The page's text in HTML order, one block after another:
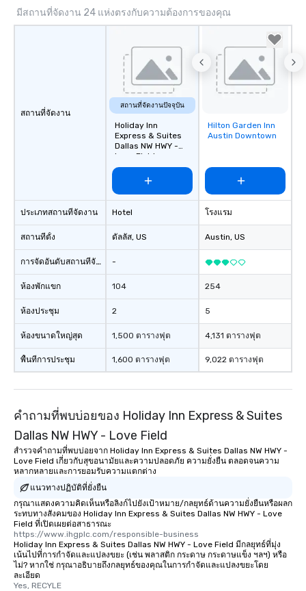
มีสถานที่จัดงาน 24 แห่งตรงกับความต้องการของคุณ
สถานที่จัดงาน
ประเภทสถานที่จัดงาน
สถานที่ตั้ง
การจัดอันดับสถานที่จัดงาน
ห้องพักแขก
ห้องประชุม
ห้องขนาดใหญ่สุด
พื้นที่การประชุม
สถานที่จัดงานปัจจุบัน
Holiday Inn
Express & Suites
Dallas NW HWY -
Love Field
Hotel
ดัลลัส, US
-
104
2
1,500 ตารางฟุต
1,600 ตารางฟุต
Removed from
favorites
Hilton Garden Inn
Austin Downtown
โรงแรม
Austin, US
254
5
4,131 ตารางฟุต
9,022 ตารางฟุต
คำถามที่พบบ่อยของ Holiday Inn Express & Suites
Dallas NW HWY - Love Field
สำรวจคำถามที่พบบ่อยจาก Holiday Inn Express & Suites Dallas NW HWY -
Love Field เกี่ยวกับสุขอนามัยและความปลอดภัย ความยั่งยืน ตลอดจนความ
หลากหลายและการยอมรับความแตกต่าง
แนวทางปฏิบัติที่ยั่งยืน
กรุณาแสดงความคิดเห็นหรือลิงก์ไปยังเป้าหมาย/กลยุทธ์ด้านความยั่งยืนหรือผลก
ระทบทางสังคมของ Holiday Inn Express & Suites Dallas NW HWY - Love
Field ที่เปิดเผยต่อสาธารณะ
https://www.ihgplc.com/responsible-business
Holiday Inn Express & Suites Dallas NW HWY - Love Field มีกลยุทธ์ที่มุ่ง
เน้นไปที่การกำจัดและแปลงขยะ (เช่น พลาสติก กระดาษ กระดาษแข็ง ฯลฯ) หรือ
ไม่? หากใช่ กรุณาอธิบายถึงกลยุทธ์ของคุณในการกำจัดและแปลงขยะโดย
ละเอียด
Yes, RECYLE